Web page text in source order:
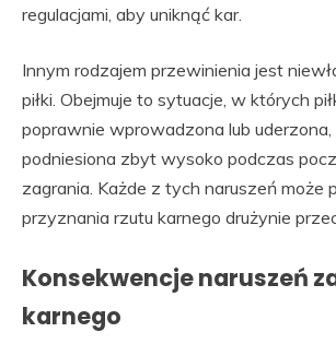
regulacjami, aby uniknąć kar.
Innym rodzajem przewinienia jest
piłki. Obejmuje to sytuacje, w których
poprawnie wprowadzona lub uderzona,
podniesiona zbyt wysoko podczas
zagrania. Każde z tych naruszeń może
przyznania rzutu karnego drużynie
Konsekwencje naruszeń
karnego